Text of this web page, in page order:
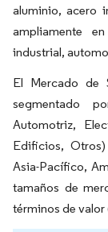
aluminio, acero
ampliamente
industrial,
El Mercado de
segmentado
Automotriz,
Edificios,
Asia-Pacífico,
tamaños de
términos de valor